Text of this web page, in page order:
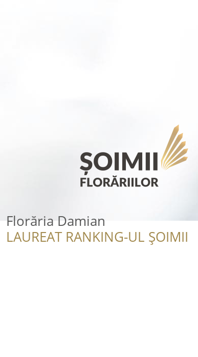
Florăria Damian
LAUREAT RANKING-UL ȘOIMII